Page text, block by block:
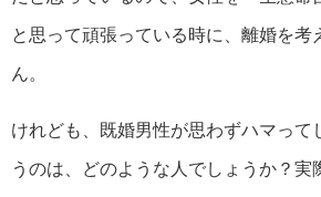
と思って頑張っている時に、離婚を考
ん。
けれども、既婚男性が思わずハマって
うのは、どのような人でしょうか？実